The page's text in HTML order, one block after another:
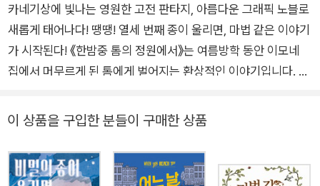
카네기상에 빛나는 영원한 고전 판타지, 아름다운 그래픽 노블로
새롭게 태어나다! 땡땡! 열세 번째 종이 울리면, 마법 같은 이야기
가 시작된다! 《한밤중 톰의 정원에서》는 여름방학 동안 이모네
집에서 머무르게 된 톰에게 벌어지는 환상적인 이야기입니다. 홍
됩니다. 하지만 이모네 집에는 함께 놀 친구도, 마당도 없고 심지
요. “여긴 정말 최악이야. 시간이 너무 천천히 흘러 괴롭다니까!”
톰은 피터에게 편지를 쓰며 시간을 견딥니다. 그러던 어느 날 밤,
이 상품을 구입한 분들이 구매한 상품